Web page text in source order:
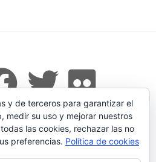
Voguede Kaira
y de terceros para garantizar el
medir su uso y mejorar nuestros
las cookies, rechazar las no
preferencias. Política de cookies